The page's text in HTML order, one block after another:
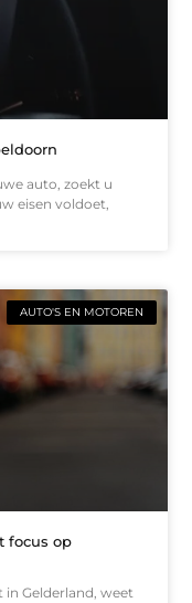
auto, zoekt u
eisen voldoet,
AUTO'S EN MOTOREN
focus op
in Gelderland, weet